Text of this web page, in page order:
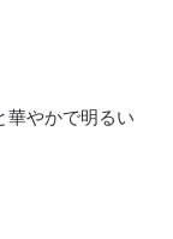
華やかで明るい